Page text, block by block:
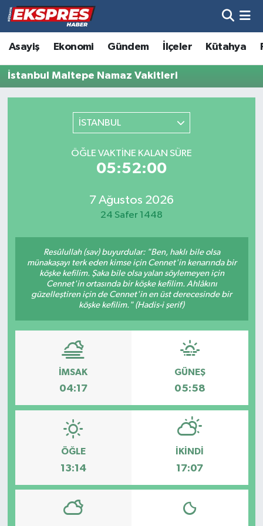
Asayiş Ekonomi Gündem İlçeler Kütahya
İstanbul Maltepe Namaz Vakitleri
İSTANBUL
ÖĞLE VAKTINE KALAN SÜRE
05:52:00
7 Ağustos 2026
24 Safer 1448
Resûlullah (sav) buyurdular: "Ben, haklı bile olsa
münakaşayı terk eden kimse için Cennet'in kenarında bir
köşke kefilim. Şaka bile olsa yalan söylemeyen için
Cennet'in ortasında bir köşke kefilim. Ahlâkını
güzelleştiren için de Cennet'in en üst derecesinde bir
köşke kefilim." (Hadis-i şerif)
İMSAK
04:17
GÜNEŞ
05:58
ÖĞLE
13:14
İKINDI
17:07
Altıntaş
Asayiş
Biyografiler
Çavdarhisar
Dumlupınar
Dünya
Ekonomi
Foto Galeri
Genel
Hava Durumu
Trafik Durumu
Tüm Manşetler
Son Dakika Haberleri